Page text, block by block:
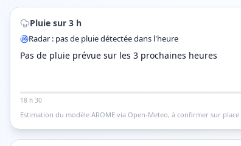
Pluie sur 3 h
Radar : pas de pluie détectée dans l'heure
Pas de pluie prévue sur les 3 prochaines heures
18 h 30
Estimation du modèle AROME via Open-Meteo, à confirmer sur place.